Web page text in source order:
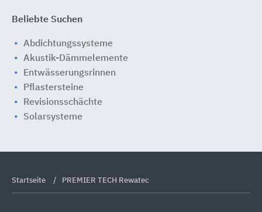
Beliebte Suchen
Abdichtungssysteme
Akustik-Dämmelemente
Entwässerungsrinnen
Pflastersteine
Revisionsschächte
Solarsysteme
Startseite PREMIER TECH Rewatec